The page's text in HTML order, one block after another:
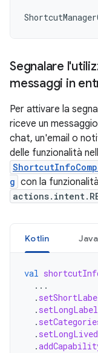
Segnalare
messaggi in
Per attivare la
riceve un
chat, un'email o
delle funzionalità
g con la funzionalità
Kotlin Java
val
...
.
. setLongLabel
.
. setLongLived
.